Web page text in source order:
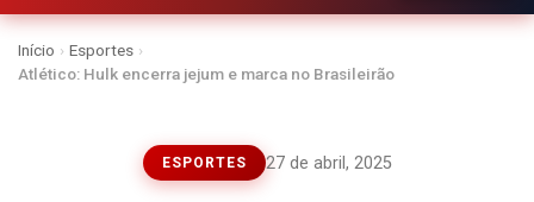
Início › Esportes ›
Atlético: Hulk encerra jejum e marca no Brasileirão
ESPORTES 27 de abril, 2025